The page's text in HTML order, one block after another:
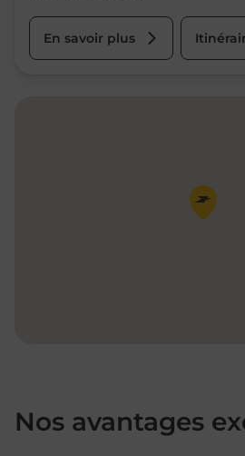
En savoir plus
Pin de la
Nos avantages